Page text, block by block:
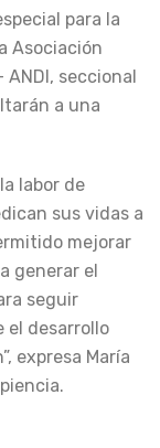
para la
Asociación
ANDI, seccional
a una
labor de
sus vidas a
mejorar
generar el
seguir
el desarrollo
expresa María